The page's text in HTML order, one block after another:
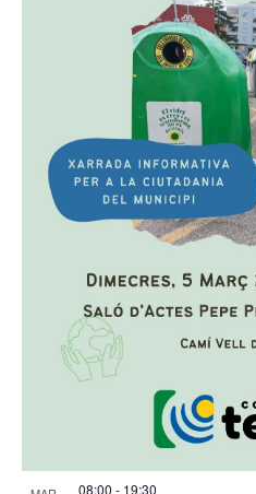
08:00 - 19:30